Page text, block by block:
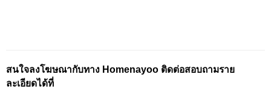
สนใจลงโฆษณากับทาง Homenayoo ติดต่อสอบถามราย
ละเอียดได้ที่